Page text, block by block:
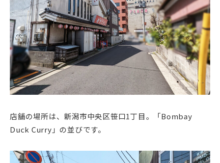
店舗の場所は、新潟市中央区笹口1丁目。「Bombay
Duck Curry」の並びです。